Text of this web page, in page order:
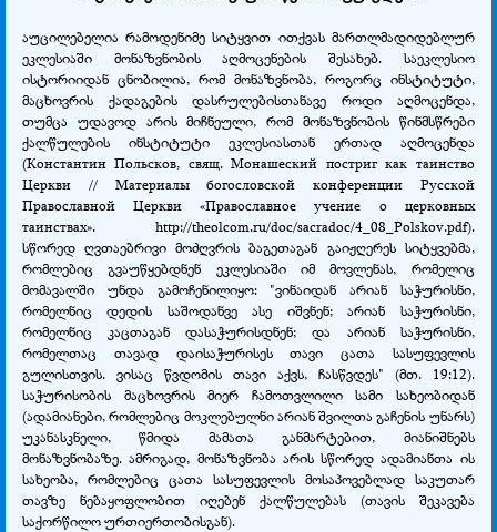
აუცილებელია რამოდენიმე სიტყვით ითქვას მართლმადიდებლურ
ეკლესიაში მონაზვნობის აღმოცენების შესახებ. საეკლესიო
ისტორიიდან ცნობილია, რომ მონაზვნობა, როგორც ინსტიტუტი,
მაცხოვრის ქადაგების დასრულებისთანავე როდი აღმოცენდა,
თუმცა უდავოდ არის მიჩნეული, რომ მონაზვნობის წინმსწრები
ქალწულების ინსტიტუტი ეკლესიასთან ერთად აღმოცენდა
(Константин Польсков, свящ. Монашеский постриг как таинство
Церкви // Материалы богословской конференции Русской
Православной Церкви «Православное учение о церковных
таинствах». http://theolcom.ru/doc/sacradoc/4_08_Polskov.pdf).
სწორედ ღვთაებრივი მოძღვრის ბაგეთაგან გაიჟღერეს სიტყვებმა,
რომლებიც გვაუწყებდნენ ეკლესიაში იმ მოვლენას, რომელიც
მომავალში უნდა გამოჩენილიყო: "ვინაიდან არიან საჭურისნი,
რომელნიც დედის საშოდანვე ასე იშვნენ; არიან საჭურისნი,
რომელნიც კაცთაგან დასაჭურისდნენ; და არიან საჭურისნი,
რომელთაც თავად დაისაჭურისეს თავი ცათა სასუფევლის
გულისთვის. ვისაც წვდომის თავი აქვს, ჩასწვდეს" (მთ. 19:12).
საჭურისობის მაცხოვრის მიერ ჩამოთვლილი სამი სახეობიდან
(ადამიანები, რომლებიც მოკლებულნი არიან შვილთა გაჩენის უნარს)
უკანასკნელი, წმიდა მამათა განმარტებით, მიანიშნებს
მონაზვნობაზე. ამრიგად, მონაზვნობა არის სწორედ ადამიანთა ის
სახეობა, რომლებიც ცათა სასუფევლის მოსაპოვებლად საკუთარ
თავზე ნებაყოფლობით იღებენ ქალწულებას (თავის შეკავება
საქორწილო ურთიერთობისგან).